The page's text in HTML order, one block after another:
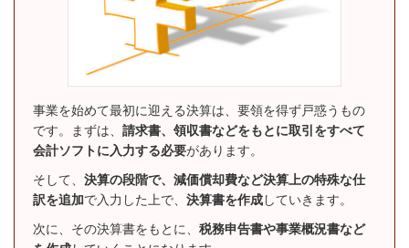
事業を始めて最初に迎える決算は、要領を得ず戸惑うもの
です。まずは、請求書、領収書などをもとに取引をすべて
会計ソフトに入力する必要があります。
そして、決算の段階で、減価償却費など決算上の特殊な仕
訳を追加で入力した上で、決算書を作成していきます。
次に、その決算書をもとに、税務申告書や事業概況書など